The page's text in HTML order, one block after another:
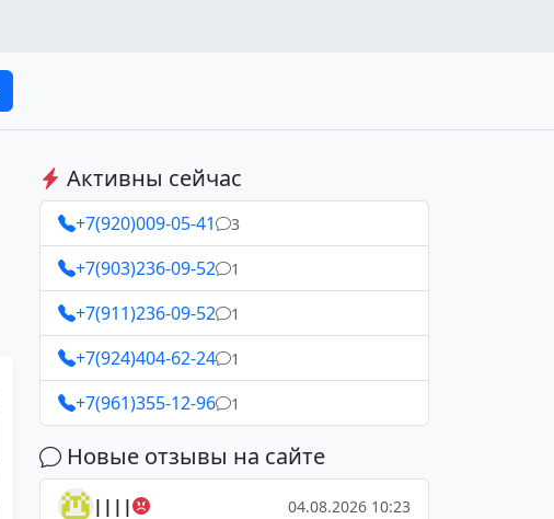
Активны сейчас
+7(920)009-05-41 3
+7(903)236-09-52 1
+7(911)236-09-52 1
+7(924)404-62-24 1
+7(961)355-12-96 1
Новые отзывы на сайте
|||| 04.08.2026 10:23